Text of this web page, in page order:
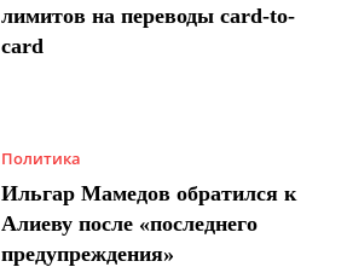
лимитов на переводы card-to-
card
Политика
Ильгар Мамедов обратился к
Алиеву после «последнего
предупреждения»